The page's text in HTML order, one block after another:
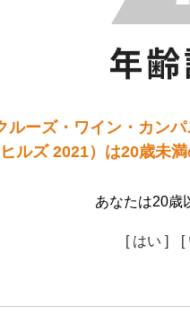
ルーズ・ワイン・カン
ヒルズ 2021）は20歳未
あなたは20歳
[ はい ] [